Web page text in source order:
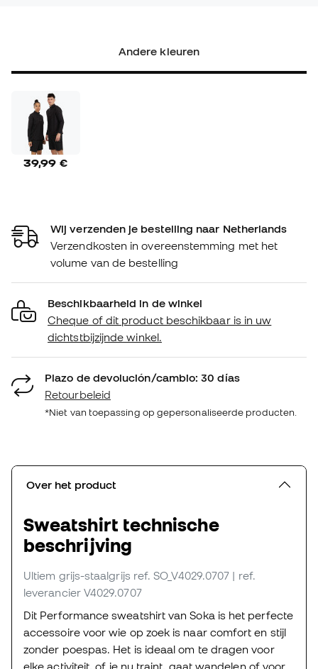
Andere kleuren
39,99 €
Wij verzenden je bestelling naar Netherlands
Verzendkosten in overeenstemming met het
volume van de bestelling
Beschikbaarheid in de winkel
Cheque of dit product beschikbaar is in uw
dichtstbijzijnde winkel.
Plazo de devolución/cambio: 30 días
Retourbeleid
*Niet van toepassing op gepersonaliseerde producten.
Over het product
Sweatshirt technische
beschrijving
Ultiem grijs-staalgrijs ref. SO_V4029.0707 | ref.
leverancier V4029.0707
Dit Performance sweatshirt van Soka is het perfecte
accessoire voor wie op zoek is naar comfort en stijl
zonder poespas. Het is ideaal om te dragen voor
elke activiteit, of je nu traint, gaat wandelen of voor